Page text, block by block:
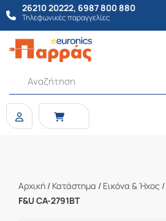
26210 20222, 6987 800 880
Τηλεφωνικές παραγγελίες
Αρχική / Κατάστημα / Εικόνα & Ήχος /
F&U CA-2791BT